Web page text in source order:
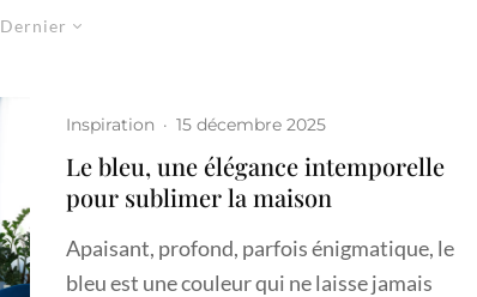
Dernier
Inspiration · 15 décembre 2025
Le bleu, une élégance intemporelle
pour sublimer la maison
Apaisant, profond, parfois énigmatique, le
bleu est une couleur qui ne laisse jamais